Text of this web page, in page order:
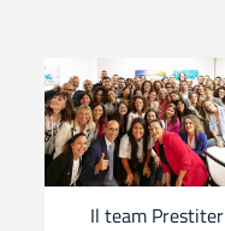
Il team Prestiter